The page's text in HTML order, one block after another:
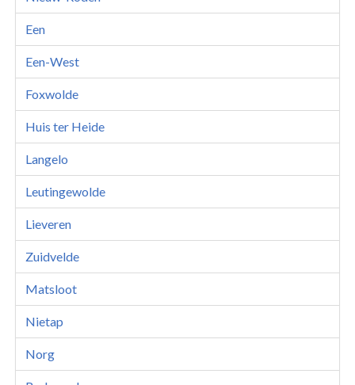
Een
Een-West
Foxwolde
Huis ter Heide
Langelo
Leutingewolde
Lieveren
Zuidvelde
Matsloot
Nietap
Norg